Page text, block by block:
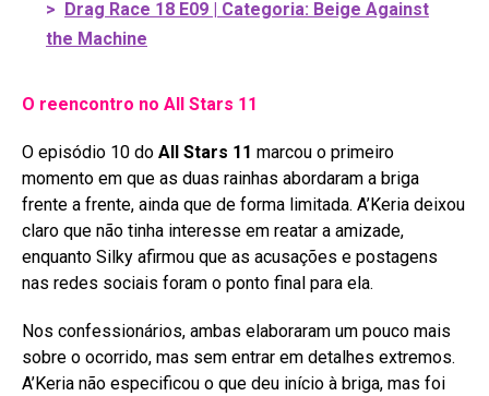
>
Drag Race 18 E09 | Categoria: Beige Against
the Machine
O reencontro no All Stars 11
O episódio 10 do All Stars 11 marcou o primeiro
momento em que as duas rainhas abordaram a briga
frente a frente, ainda que de forma limitada. A’Keria deixou
claro que não tinha interesse em reatar a amizade,
enquanto Silky afirmou que as acusações e postagens
nas redes sociais foram o ponto final para ela.
Nos confessionários, ambas elaboraram um pouco mais
sobre o ocorrido, mas sem entrar em detalhes extremos.
A’Keria não especificou o que deu início à briga, mas foi